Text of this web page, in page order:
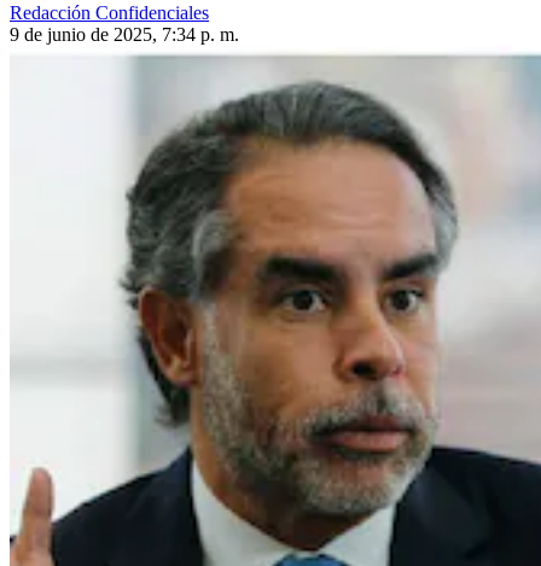
Redacción Confidenciales
9 de junio de 2025, 7:34 p. m.